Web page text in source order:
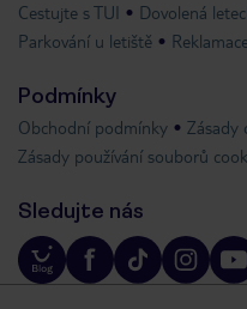
Cestujte s TUI Dovolená
Parkování u letiště
Podmínky
Obchodní podmínky
Zásady
Zásady používání souborů
Sledujte nás